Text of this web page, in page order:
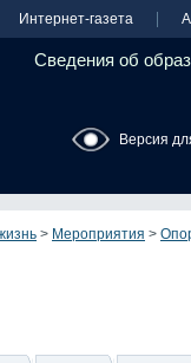
Интернет-газета
Сведения об
Версия
> Мероприятия >